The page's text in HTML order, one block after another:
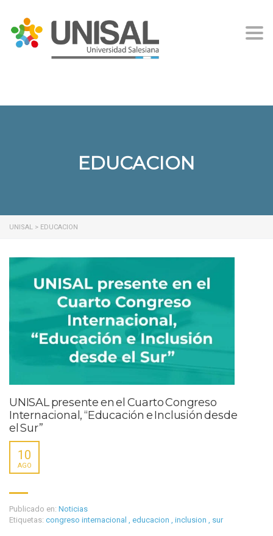
EDUCACION
UNISAL > EDUCACION
UNISAL presente en el Cuarto Congreso
Internacional, “Educación e Inclusión desde
el Sur”
10
AGO
Publicado en: Noticias
Etiquetas: congreso internacional educacion inclusion sur